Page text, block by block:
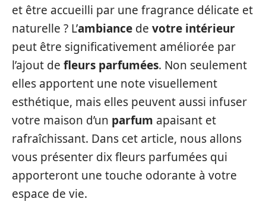
et être accueilli par une fragrance délicate et
naturelle ? L’ambiance de votre intérieur
peut être significativement améliorée par
l’ajout de fleurs parfumées. Non seulement
elles apportent une note visuellement
esthétique, mais elles peuvent aussi infuser
votre maison d’un parfum apaisant et
rafraîchissant. Dans cet article, nous allons
vous présenter dix fleurs parfumées qui
apporteront une touche odorante à votre
espace de vie.